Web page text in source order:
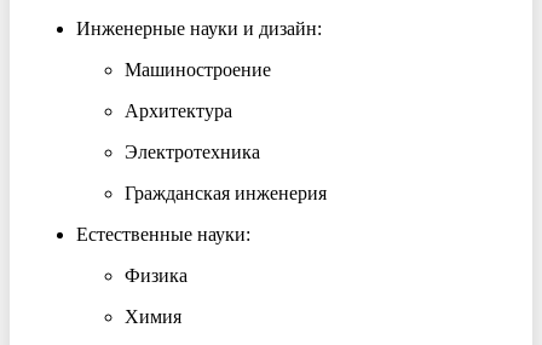
Инженерные науки и дизайн:
Машиностроение
Архитектура
Электротехника
Гражданская инженерия
Естественные науки:
Физика
Химия